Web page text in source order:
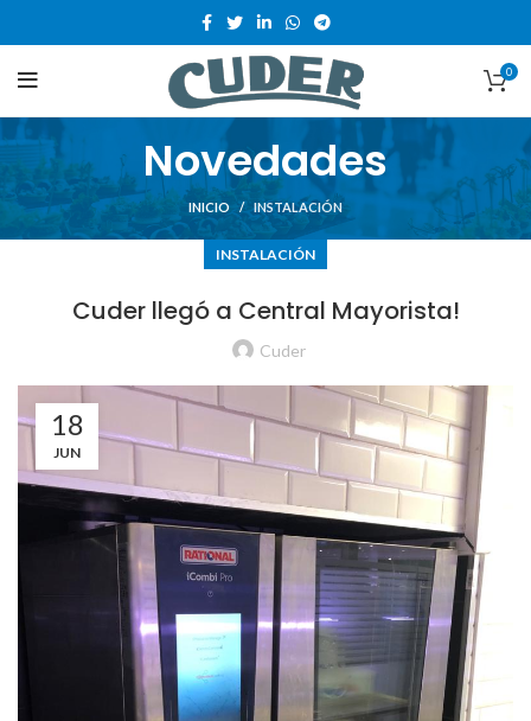
0
Novedades
INICIO INSTALACIÓN
INSTALACIÓN
Cuder llegó a Central Mayorista!
Cuder
18
JUN